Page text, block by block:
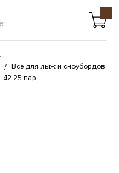
Все для лыж и сноубордов
42 25 пар